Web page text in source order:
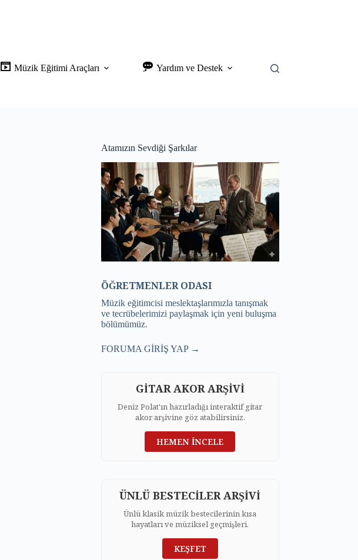
Müzik Eğitimi Araçları Yardım ve Destek
Atamızın Sevdiği Şarkılar
ÖĞRETMENLER ODASI
Müzik eğitimcisi meslektaşlarımızla tanışmak
ve tecrübelerimizi paylaşmak için yeni buluşma
bölümümüz.
FORUMA GİRİŞ YAP →
GİTAR AKOR ARŞİVİ
Deniz Polat'ın hazırladığı interaktif gitar
akor arşivine göz atabilirsiniz.
HEMEN İNCELE
ÜNLÜ BESTECİLER ARŞİVİ
Ünlü klasik müzik bestecilerinin kısa
hayatları ve müziksel geçmişleri.
KEŞFET